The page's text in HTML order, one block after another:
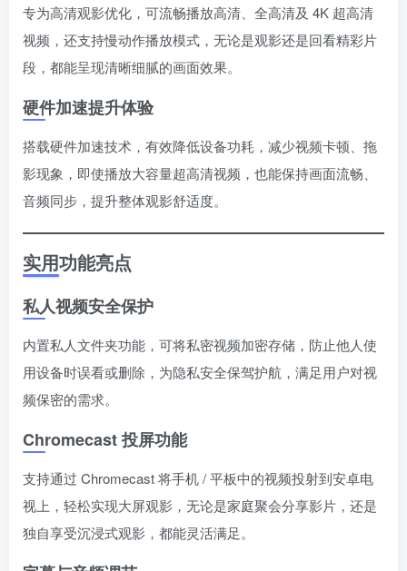
专为高清观影优化，可流畅播放高清、全高清及 4K 超高清
视频，还支持慢动作播放模式，无论是观影还是回看精彩片
段，都能呈现清晰细腻的画面效果。
硬件加速提升体验
搭载硬件加速技术，有效降低设备功耗，减少视频卡顿、拖
影现象，即使播放大容量超高清视频，也能保持画面流畅、
音频同步，提升整体观影舒适度。
实用功能亮点
私人视频安全保护
内置私人文件夹功能，可将私密视频加密存储，防止他人使
用设备时误看或删除，为隐私安全保驾护航，满足用户对视
频保密的需求。
Chromecast 投屏功能
支持通过 Chromecast 将手机 / 平板中的视频投射到安卓电
视上，轻松实现大屏观影，无论是家庭聚会分享影片，还是
独自享受沉浸式观影，都能灵活满足。